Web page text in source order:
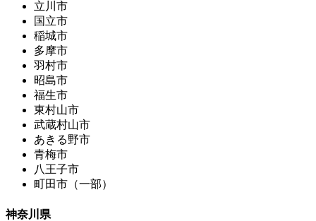
立川市
国立市
稲城市
多摩市
羽村市
昭島市
福生市
東村山市
武蔵村山市
あきる野市
青梅市
八王子市
町田市（一部）
神奈川県